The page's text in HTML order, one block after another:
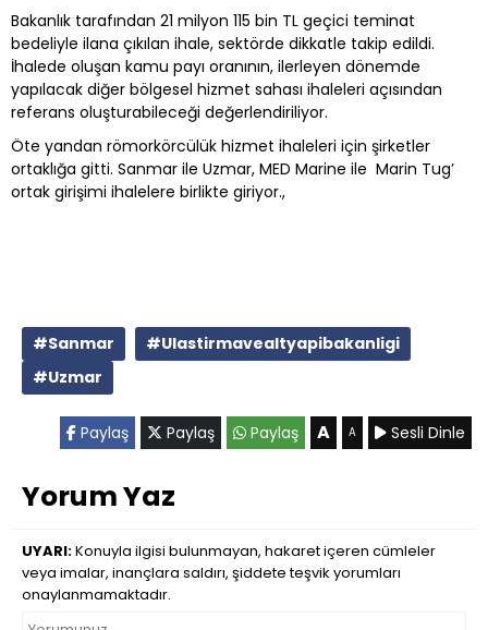
Bakanlık tarafından 21 milyon 115 bin TL geçici teminat
bedeliyle ilana çıkılan ihale, sektörde dikkatle takip edildi.
İhalede oluşan kamu payı oranının, ilerleyen dönemde
yapılacak diğer bölgesel hizmet sahası ihaleleri açısından
referans oluşturabileceği değerlendiriliyor.
Öte yandan römorkörcülük hizmet ihaleleri için şirketler
ortaklığa gitti. Sanmar ile Uzmar, MED Marine ile Marin Tug’
ortak girişimi ihalelere birlikte giriyor.,
#Sanmar
#Ulastirmavealtyapibakanligi
#Uzmar
Paylaş Paylaş Paylaş A A Sesli Dinle
Yorum Yaz
UYARI:Konuyla ilgisi bulunmayan, hakaret içeren cümleler
veya imalar, inançlara saldırı, şiddete teşvik yorumları
onaylanmamaktadır.